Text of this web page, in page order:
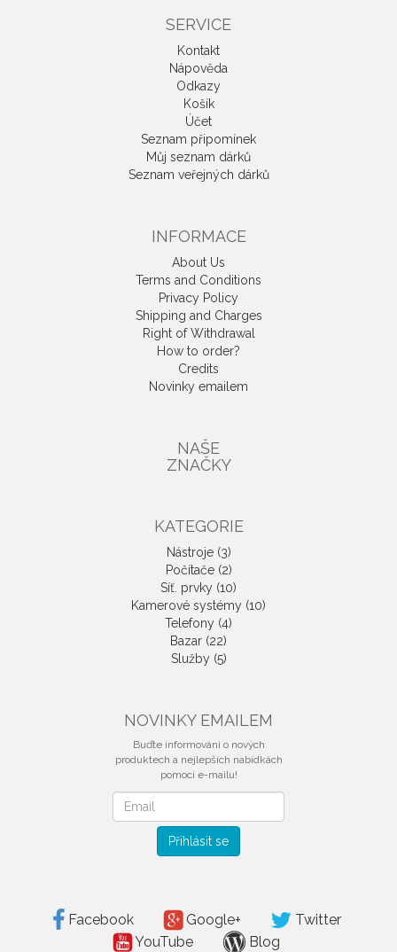
SERVICE
Kontakt
Nápověda
Odkazy
Košík
Účet
Seznam připomínek
Můj seznam dárků
Seznam veřejných dárků
INFORMACE
About Us
Terms and Conditions
Privacy Policy
Shipping and Charges
Right of Withdrawal
How to order?
Credits
Novinky emailem
NAŠE
ZNAČKY
KATEGORIE
Nástroje (3)
Počítače (2)
Síť. prvky (10)
Kamerové systémy (10)
Telefony (4)
Bazar (22)
Služby (5)
NOVINKY EMAILEM
Buďte informováni o nových
produktech a nejlepších nabídkách
pomocí e-mailu!
Přihlásit se
Facebook Google+
Twitter
YouTube
Blog